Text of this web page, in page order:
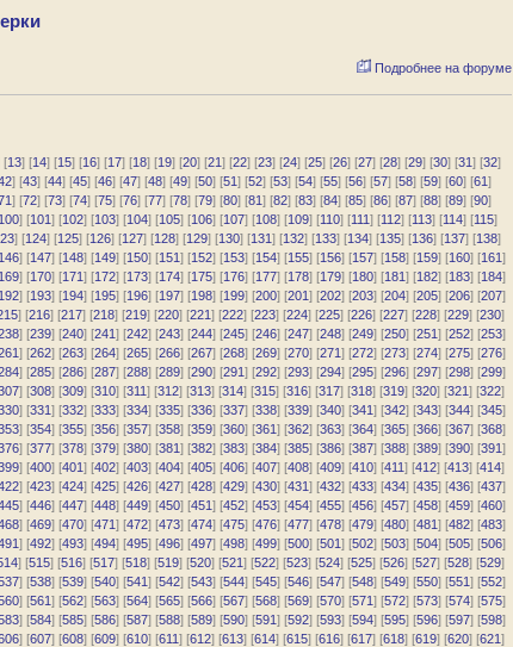
Подробнее на форуме
[13] [14] [15] [16] [17] [18] [19] [20] [21] [22] [23] [24] [25] [26] [27] [28] [29] [30] [31] [32]
] [43] [44] [45] [46] [47] [48] [49] [50] [51] [52] [53] [54] [55] [56] [57] [58] [59] [60] [61]
] [72] [73] [74] [75] [76] [77] [78] [79] [80] [81] [82] [83] [84] [85] [86] [87] [88] [89] [90]
] [101] [102] [103] [104] [105] [106] [107] [108] [109] [110] [111] [112] [113] [114] [115]
] [124] [125] [126] [127] [128] [129] [130] [131] [132] [133] [134] [135] [136] [137] [138]
] [147] [148] [149] [150] [151] [152] [153] [154] [155] [156] [157] [158] [159] [160] [161]
] [170] [171] [172] [173] [174] [175] [176] [177] [178] [179] [180] [181] [182] [183] [184]
] [193] [194] [195] [196] [197] [198] [199] [200] [201] [202] [203] [204] [205] [206] [207]
] [216] [217] [218] [219] [220] [221] [222] [223] [224] [225] [226] [227] [228] [229] [230]
] [239] [240] [241] [242] [243] [244] [245] [246] [247] [248] [249] [250] [251] [252] [253]
] [262] [263] [264] [265] [266] [267] [268] [269] [270] [271] [272] [273] [274] [275] [276]
] [285] [286] [287] [288] [289] [290] [291] [292] [293] [294] [295] [296] [297] [298] [299]
] [308] [309] [310] [311] [312] [313] [314] [315] [316] [317] [318] [319] [320] [321] [322]
] [331] [332] [333] [334] [335] [336] [337] [338] [339] [340] [341] [342] [343] [344] [345]
] [354] [355] [356] [357] [358] [359] [360] [361] [362] [363] [364] [365] [366] [367] [368]
] [377] [378] [379] [380] [381] [382] [383] [384] [385] [386] [387] [388] [389] [390] [391]
] [400] [401] [402] [403] [404] [405] [406] [407] [408] [409] [410] [411] [412] [413] [414]
] [423] [424] [425] [426] [427] [428] [429] [430] [431] [432] [433] [434] [435] [436] [437]
] [446] [447] [448] [449] [450] [451] [452] [453] [454] [455] [456] [457] [458] [459] [460]
] [469] [470] [471] [472] [473] [474] [475] [476] [477] [478] [479] [480] [481] [482] [483]
] [492] [493] [494] [495] [496] [497] [498] [499] [500] [501] [502] [503] [504] [505] [506]
] [515] [516] [517] [518] [519] [520] [521] [522] [523] [524] [525] [526] [527] [528] [529]
] [538] [539] [540] [541] [542] [543] [544] [545] [546] [547] [548] [549] [550] [551] [552]
] [561] [562] [563] [564] [565] [566] [567] [568] [569] [570] [571] [572] [573] [574] [575]
] [584] [585] [586] [587] [588] [589] [590] [591] [592] [593] [594] [595] [596] [597] [598]
] [607] [608] [609] [610] [611] [612] [613] [614] [615] [616] [617] [618] [619] [620] [621]